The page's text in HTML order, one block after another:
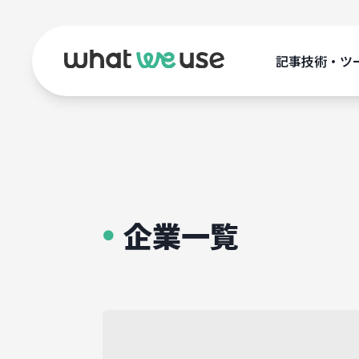
記事技術・ツ
● 企業一覧